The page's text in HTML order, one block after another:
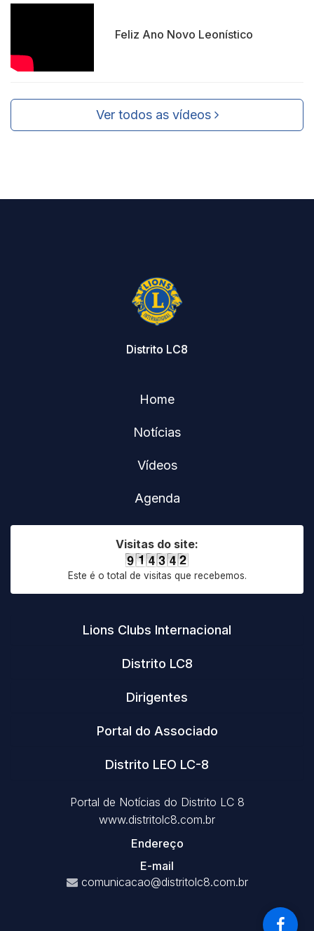
Feliz Ano Novo Leonístico
Ver todos as vídeos
Distrito LC8
Home
Notícias
Vídeos
Agenda
Visitas do site:
Este é o total de visitas que recebemos.
Lions Clubs Internacional
Distrito LC8
Dirigentes
Portal do Associado
Distrito LEO LC-8
Portal de Notícias do Distrito LC 8
www.distritolc8.com.br
Endereço
E-mail
comunicacao@distritolc8.com.br